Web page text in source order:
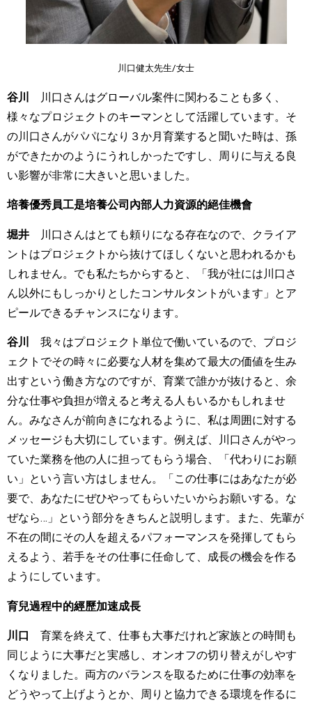
川口健太先生/女士
谷川
川口さんはグローバル案件に関わることも多く、
様々なプロジェクトのキーマンとして活躍しています。そ
の川口さんがパパになり３か月育業すると聞いた時は、孫
ができたかのようにうれしかったですし、周りに与える良
い影響が非常に大きいと思いました。
培養優秀員工是培養公司內部人力資源的絕佳機會
堀井 川口さんはとても頼りになる存在なので、クライア
ントはプロジェクトから抜けてほしくないと思われるかも
しれません。でも私たちからすると、「我が社には川口さ
ん以外にもしっかりとしたコンサルタントがいます」とア
ピールできるチャンスになります。
谷川
我々はプロジェクト単位で働いているので、プロジ
ェクトでその時々に必要な人材を集めて最大の価値を生み
出すという働き方なのですが、育業で誰かが抜けると、余
分な仕事や負担が増えると考える人もいるかもしれませ
ん。みなさんが前向きになれるように、私は周囲に対する
メッセージも大切にしています。例えば、川口さんがやっ
ていた業務を他の人に担ってもらう場合、「代わりにお願
い」という言い方はしません。「この仕事にはあなたが必
要で、あなたにぜひやってもらいたいからお願いする。な
ぜなら… 」という部分をきちんと説明します。また、先輩が
不在の間にその人を超えるパフォーマンスを発揮してもら
えるよう、若手をその仕事に任命して、成長の機会を作る
ようにしています。
育兒過程中的經歷加速成長
川口
育業を終えて、仕事も大事だけれど家族との時間も
同じように大事だと実感し、オンオフの切り替えがしやす
くなりました。両方のバランスを取るために仕事の効率を
どうやって上げようとか、周りと協力できる環境を作るに